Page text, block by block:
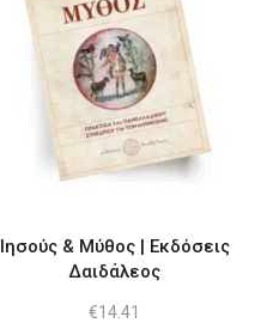
Ιησούς & Μύθος | Εκδόσεις
Δαιδάλεος
€14.41